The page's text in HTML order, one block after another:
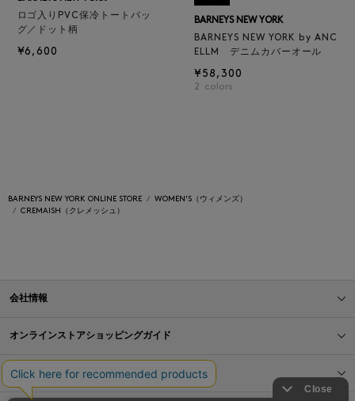
ロゴ入りPVC保冷トートバッ
グ／ドット柄
¥6,600
BARNEYS NEW YORK
BARNEYS NEW YORK by ANC
ELLM デニムカバーオール
¥58,300
2 colors
BARNEYS NEW YORK ONLINE STORE
WOMEN'S（ウィメンズ）
CREMAISH（クレメッシュ）
会社情報
オンラインストアショッピングガイド
店舗情報